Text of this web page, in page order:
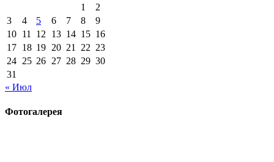
1
2
3
4 5 6 7 8
9
10 11 12 13 14 15 16
17 18 19 20 21 22 23
24 25 26 27 28 29 30
31
« Июл
Фотогалерея